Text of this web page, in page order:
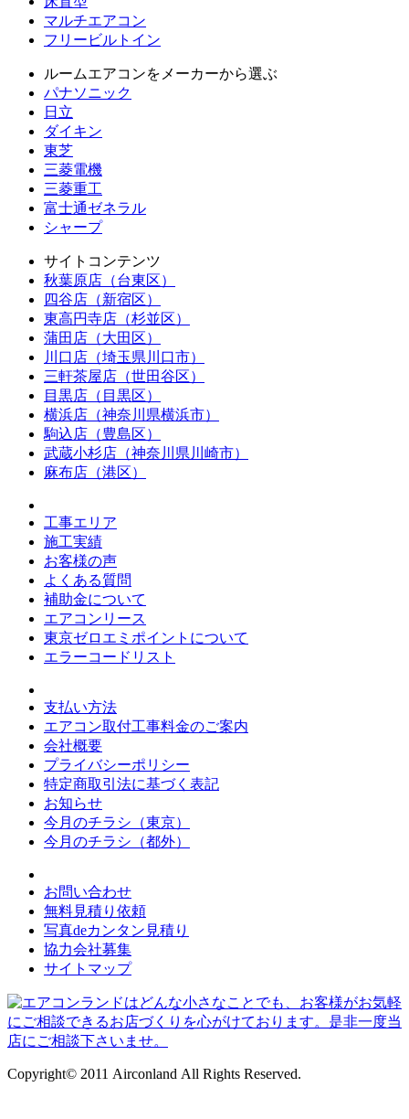
マルチエアコン
フリービルトイン
ルームエアコンをメーカーから選ぶ
パナソニック
日立
ダイキン
東芝
三菱電機
三菱重工
富士通ゼネラル
シャープ
サイトコンテンツ
秋葉原店（台東区）
四谷店（新宿区）
東高円寺店（杉並区）
蒲田店（大田区）
川口店（埼玉県川口市）
三軒茶屋店（世田谷区）
目黒店（目黒区）
横浜店（神奈川県横浜市）
駒込店（豊島区）
武蔵小杉店（神奈川県川崎市）
麻布店（港区）
工事エリア
施工実績
お客様の声
よくある質問
補助金について
エアコンリース
東京ゼロエミポイントについて
エラーコードリスト
支払い方法
エアコン取付工事料金のご案内
会社概要
プライバシーポリシー
特定商取引法に基づく表記
お知らせ
今月のチラシ（東京）
今月のチラシ（都外）
お問い合わせ
無料見積り依頼
写真deカンタン見積り
協力会社募集
サイトマップ
Copyright© 2011 Airconland All Rights Reserved.